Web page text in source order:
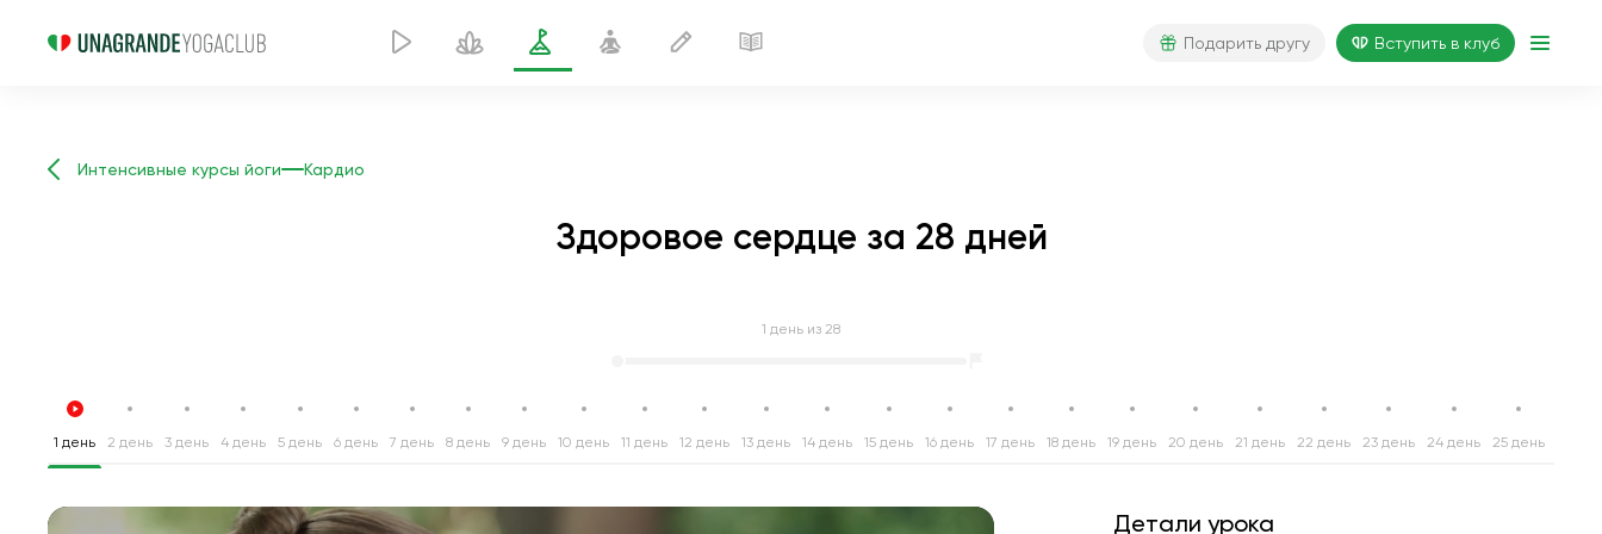
Подарить другу Вступить в клуб
Интенсивные курсы йоги Кардио
Здоровое сердце за 28 дней
1 день из 28
1 день 2 день 3 день 4 день 5 день 6 день 7 день 8 день 9 день 10 день 11 день 12 день 13 день 14 день 15 день 16 день 17 день 18 день 19 день 20 день 21 день 22 день 23 день 24 день 25 день
Детали урока